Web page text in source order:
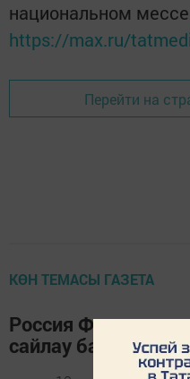
национальном
https://max.ru/
Перейти на
КӨН ТЕМАСЫ ГАЗЕТА
Россия
сайлау башланды